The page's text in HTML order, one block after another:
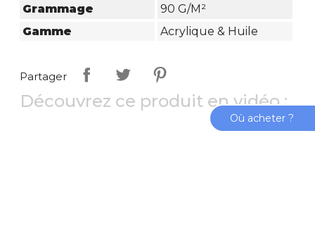
Grammage
90 G/m²
Gamme
Acrylique & Huile
Partager
Découvrez ce produit en vidéo :
Où acheter ?